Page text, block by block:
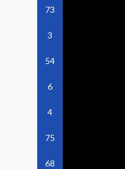
73
3
54
6
4
75
68